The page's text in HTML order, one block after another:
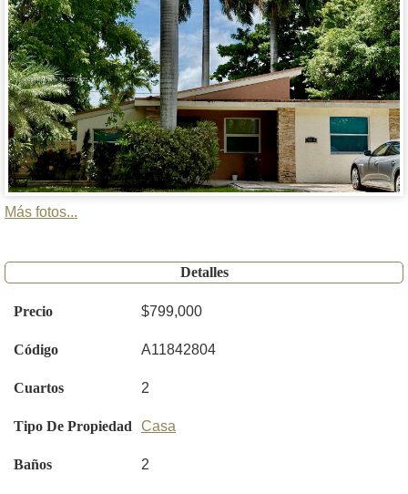
Más fotos...
Detalles
Precio $799,000
Código A11842804
Cuartos 2
Tipo De Propiedad Casa
Baños 2